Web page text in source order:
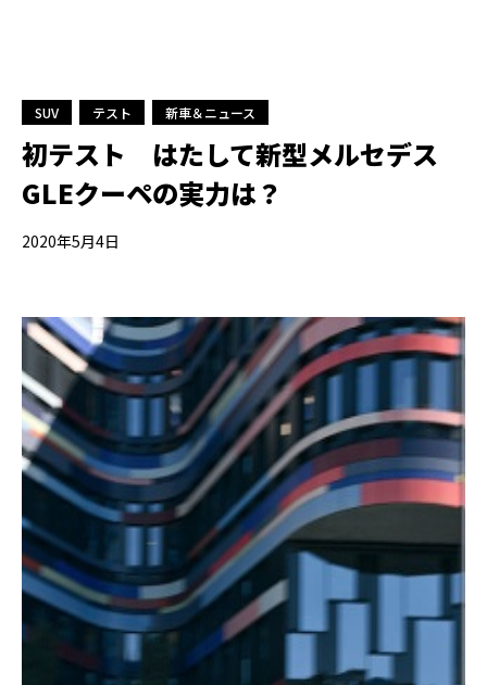
SUV テスト 新車＆ニュース
初テスト はたして新型メルセデス
GLEクーペの実力は？
2020年5月4日